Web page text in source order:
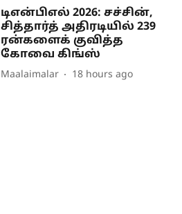
டிஎன்பிஎல் 2026: சச்சின்,
சித்தார்த் அதிரடியில் 239
ரன்களைக் குவித்த
கோவை கிங்ஸ்
Maalaimalar 18 hours ago